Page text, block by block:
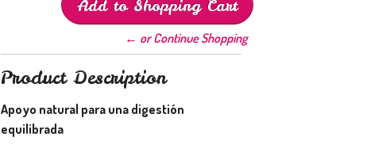
← or Continue Shopping
Product Description
Apoyo natural para una digestión
equilibrada